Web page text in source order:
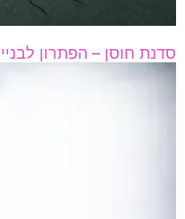
סדנת חוסן – הפתרון